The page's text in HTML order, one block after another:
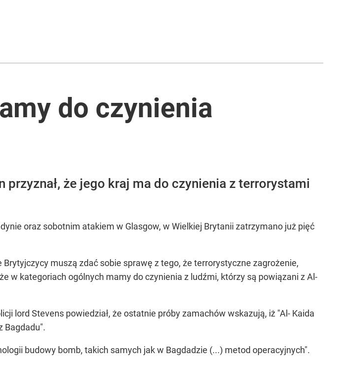
powstydził”
do czynienia
że jego kraj ma do czynienia z terrorystami
oraz sobotnim atakiem w Glasgow, w Wielkiej Brytanii zatrzymano już pięć
muszą zdać sobie sprawę z tego, że terrorystyczne zagrożenie,
w kategoriach ogólnych mamy do czynienia z ludźmi, którzy są powiązani z Al-
lord Stevens powiedział, że ostatnie próby zamachów wskazują, iż "Al- Kaida
Bagdadu".
budowy bomb, takich samych jak w Bagdadzie (...) metod operacyjnych".